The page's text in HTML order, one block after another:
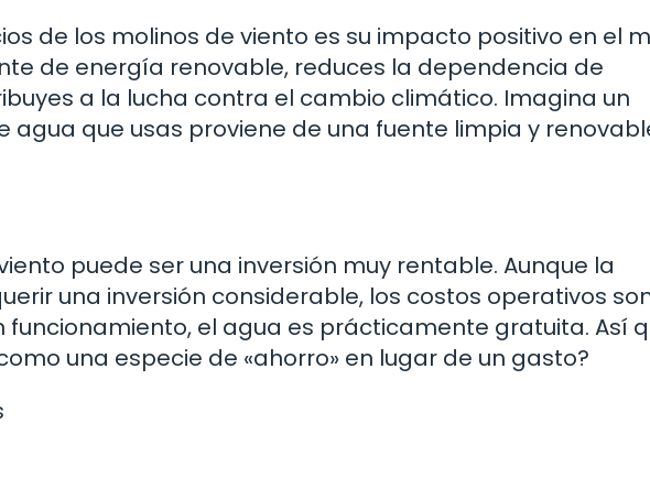
de los molinos de viento es su impacto positivo en el
de energía renovable, reduces la dependencia de
a la lucha contra el cambio climático. Imagina un
que usas proviene de una fuente limpia y
puede ser una inversión muy rentable. Aunque la
una inversión considerable, los costos operativos
funcionamiento, el agua es prácticamente gratuita. Así
una especie de «ahorro» en lugar de un gasto?